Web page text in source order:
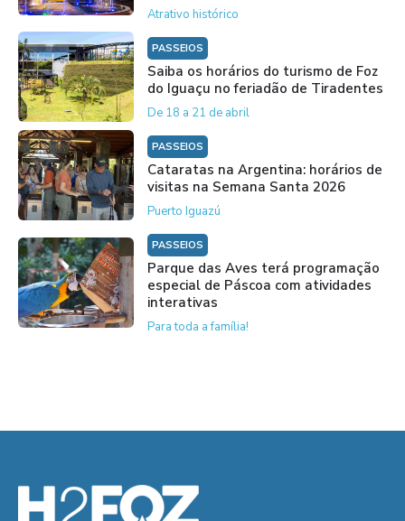
Atrativo histórico
PASSEIOS
Saiba os horários do turismo de Foz
do Iguaçu no feriadão de Tiradentes
De 18 a 21 de abril
PASSEIOS
Cataratas na Argentina: horários de
visitas na Semana Santa 2026
Puerto Iguazú
PASSEIOS
Parque das Aves terá programação
especial de Páscoa com atividades
interativas
Para toda a família!